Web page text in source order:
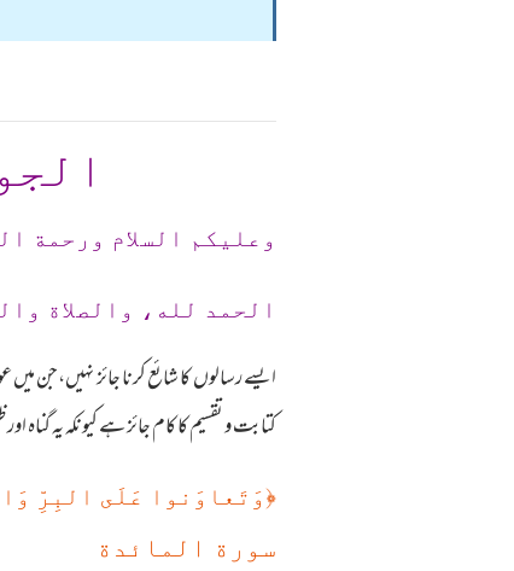
وعلیکم السلام ورحمة
الحمد لله، والصلاة
ایسے رسالوں کا شائع کرنا جائز نہیں،جن
کتابت و تقسیم کا کام جائز ہے کیونکہ یہ
﴿وَتَعاوَنوا عَلَى البِرِّ‌
سورة المائدة